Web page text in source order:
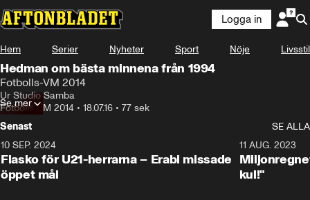
Logga in
Hem Serier Nyheter Sport Nöje Livsstil
Hedman om bästa minnena från 1994
Fotbolls-VM 2014
Ur Studio Samba
Fotbolls-VM 2014 • 18.07.16 • 77 sek
Se mer
Senast
SE ALLA
10 SEP. 2024
Fiasko för U21-herrarna – Erabi missade
öppet mål
11 AUG. 2023
kul!"